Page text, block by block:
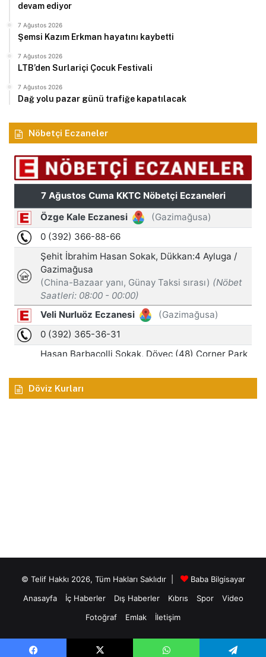
devam ediyor
7 Ağustos 2026
Şemsi Kazım Erkman hayatını kaybetti
7 Ağustos 2026
LTB’den Surlariçi Çocuk Festivali
7 Ağustos 2026
Dağ yolu pazar günü trafiğe kapatılacak
Nöbetçi Eczaneler
Döviz Kurları
© Telif Hakkı 2026, Tüm Hakları Saklıdır |
Baba Bilgisayar
Anasayfa
İç Haberler Dış Haberler Kıbrıs Spor
Video
Fotoğraf
Emlak İletişim